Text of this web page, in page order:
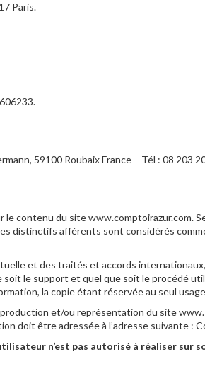
Paris.
59100 Roubaix France – Tél : 08 203
contenu du site www.comptoirazur.com.
distinctifs afférents sont considérés
et des traités et accords
le support et quel que soit le procédé
la copie étant réservée au seul
et/ou représentation du site
doit être adressée à l’adresse suivante :
n’est pas autorisé à réaliser